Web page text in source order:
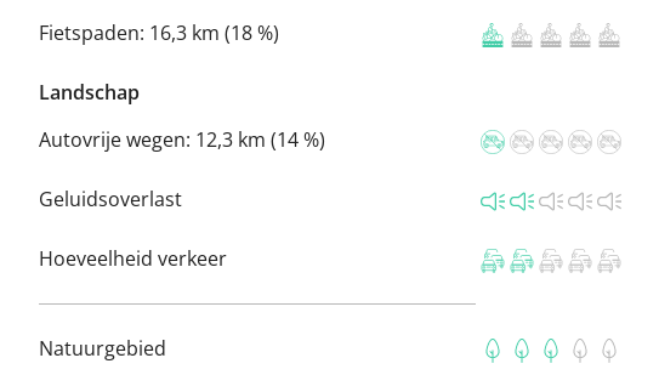
Fietspaden: 16,3 km (18 %)
Landschap
Autovrije wegen: 12,3 km (14 %)
Geluidsoverlast
Hoeveelheid verkeer
Natuurgebied